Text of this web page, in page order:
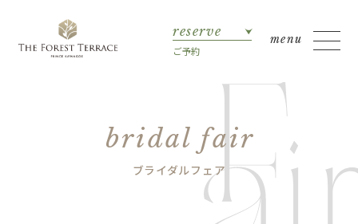
reserve
ご予約
bridal fair
ブライダルフェア